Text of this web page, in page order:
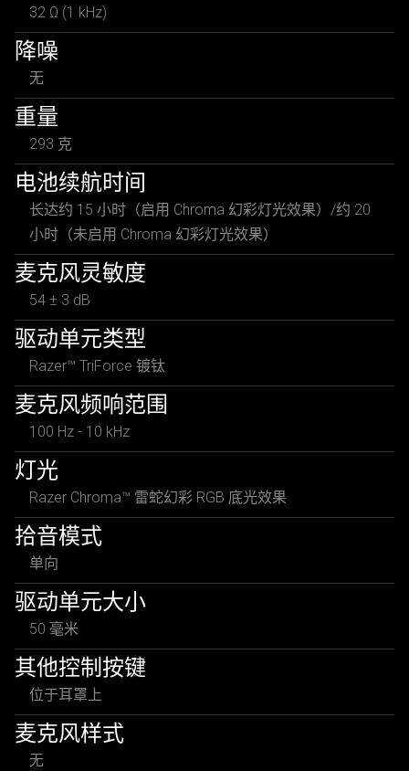
32 Ω (1 kHz)
降噪
无
重量
293 克
电池续航时间
长达约 15 小时（启用 Chroma 幻彩灯光效果）/约 20
小时（未启用 Chroma 幻彩灯光效果）
麦克风灵敏度
54 ± 3 dB
驱动单元类型
Razer™ TriForce 镀钛
麦克风频响范围
100 Hz - 10 kHz
灯光
Razer Chroma™ 雷蛇幻彩 RGB 底光效果
拾音模式
单向
驱动单元大小
50 毫米
其他控制按键
位于耳罩上
麦克风样式
无